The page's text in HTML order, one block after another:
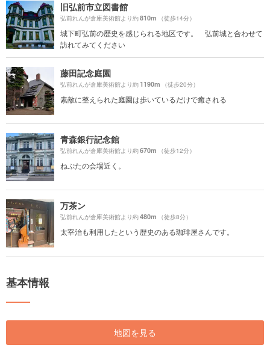
旧弘前市立図書館
弘前れんが倉庫美術館より約810m （徒歩14分）
城下町弘前の歴史を感じられる地区です。 弘前城と合わせて
訪れてみてください
藤田記念庭園
弘前れんが倉庫美術館より約1190m （徒歩20分）
素敵に整えられた庭園は歩いているだけで癒される
青森銀行記念館
弘前れんが倉庫美術館より約670m （徒歩12分）
ねぷたの会場近く。
万茶ン
弘前れんが倉庫美術館より約480m （徒歩8分）
太宰治も利用したという歴史のある珈琲屋さんです。
基本情報
地図を見る